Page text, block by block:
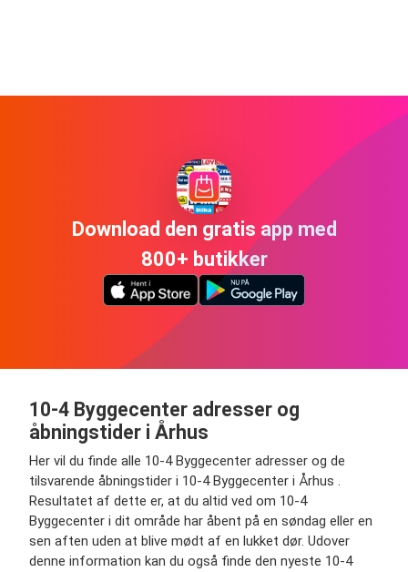
Download den gratis app med
800+ butikker
10-4 Byggecenter adresser og
åbningstider i Århus
Her vil du finde alle 10-4 Byggecenter adresser og de
tilsvarende åbningstider i 10-4 Byggecenter i Århus .
Resultatet af dette er, at du altid ved om 10-4
Byggecenter i dit område har åbent på en søndag eller en
sen aften uden at blive mødt af en lukket dør. Udover
denne information kan du også finde den nyeste 10-4